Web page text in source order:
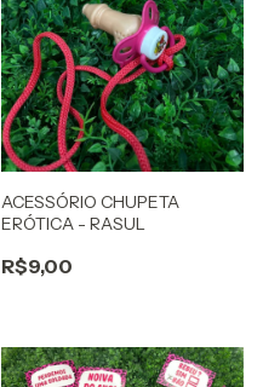
ACESSÓRIO CHUPETA
ERÓTICA - RASUL
R$9,00